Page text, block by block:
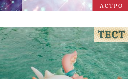
АСТРО